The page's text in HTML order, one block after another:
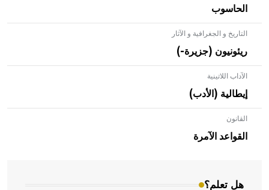
الحاسوب
التاريخ و الجغرافية و الآثار
ريئونيون (جزيرة-)
الآداب اللاتينية
إيطالية (الأدب)
القانون
القواعد الآمرة
هل تعلم؟
- هل تعلم أن الأبلق نوع من الفنون الهندسية التي ارتبطت
بالعمارة الإسلامية في بلاد الشام ومصر خاصة، حيث يحرص
المعمار على بناء مداميكه وخاصة في الواجهات